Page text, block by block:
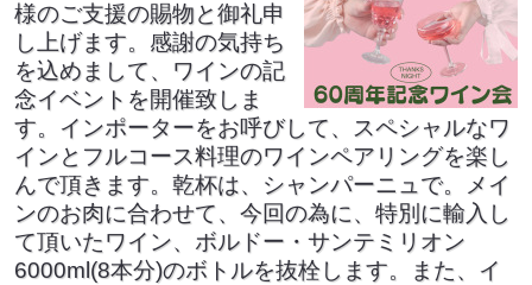
様のご支援の賜物と御礼申
し上げます。感謝の気持ち
を込めまして、ワインの記
念イベントを開催致しま
す。インポーターをお呼びして、スペシャルなワ
インとフルコース料理のワインペアリングを楽し
んで頂きます。乾杯は、シャンパーニュで。メイ
ンのお肉に合わせて、今回の為に、特別に輸入し
て頂いたワイン、ボルドー・サンテミリオン
6000ml(8本分)のボトルを抜栓します。また、イ